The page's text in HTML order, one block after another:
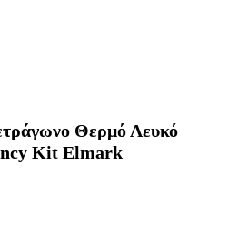
Θερμό Λευκό
Kit Elmark